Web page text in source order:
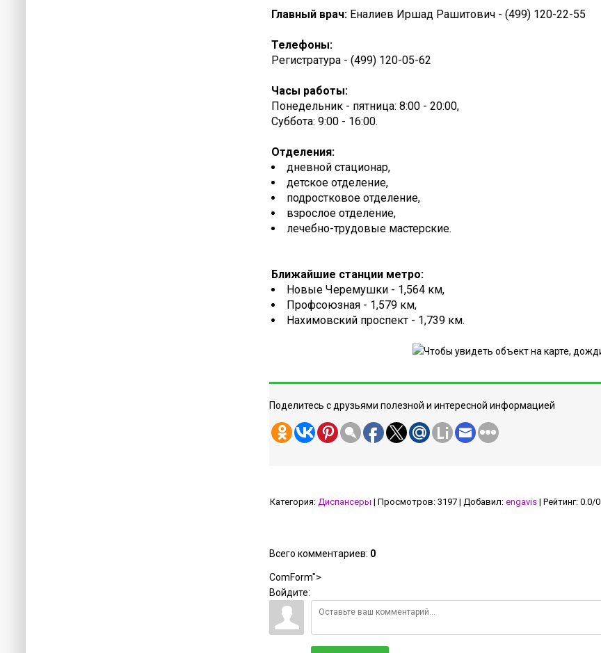
Главный врач: Еналиев Иршад Рашитович - (499) 120-22-55
Телефоны:
Регистратура - (499) 120-05-62
Часы работы:
Понедельник - пятница: 8:00 - 20:00,
Суббота: 9:00 - 16:00.
Отделения:
дневной стационар,
детское отделение,
подростковое отделение,
взрослое отделение,
лечебно-трудовые мастерские.
Ближайшие станции метро:
Новые Черемушки - 1,564 км,
Профсоюзная - 1,579 км,
Нахимовский проспект - 1,739 км.
Поделитесь с друзьями полезной и интересной информацией
Категория: Диспансеры | Просмотров: 3197 | Добавил: engavis | Рейтинг: 0.0/0
Всего комментариев: 0
ComForm">
Войдите: